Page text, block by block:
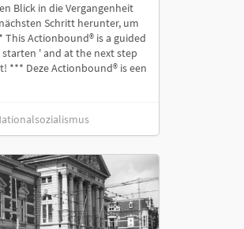
Blick in die Vergangenheit
Schritt herunter, um
Actionbound® is a guided
' and at the next step
*** Deze Actionbound® is een